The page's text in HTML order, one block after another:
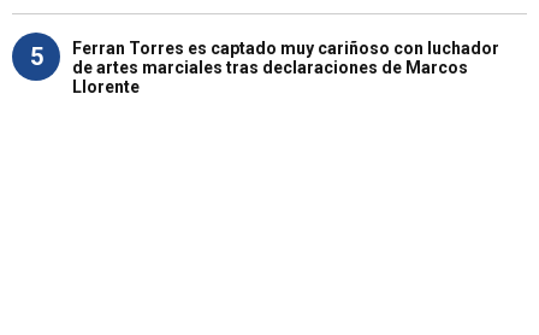
5
Ferran Torres es captado muy cariñoso con luchador
de artes marciales tras declaraciones de Marcos
Llorente